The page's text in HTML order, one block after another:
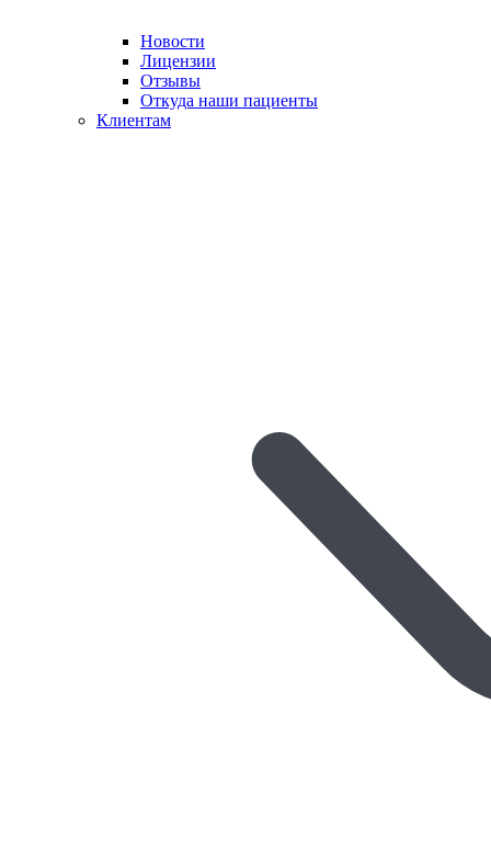
Новости
Лицензии
Отзывы
Откуда наши пациенты
Клиентам